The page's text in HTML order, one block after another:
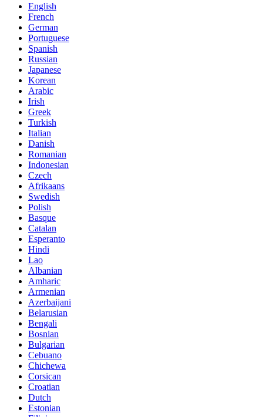
English
French
German
Portuguese
Spanish
Russian
Japanese
Korean
Arabic
Irish
Greek
Turkish
Italian
Danish
Romanian
Indonesian
Czech
Afrikaans
Swedish
Polish
Basque
Catalan
Esperanto
Hindi
Lao
Albanian
Amharic
Armenian
Azerbaijani
Belarusian
Bengali
Bosnian
Bulgarian
Cebuano
Chichewa
Corsican
Croatian
Dutch
Estonian